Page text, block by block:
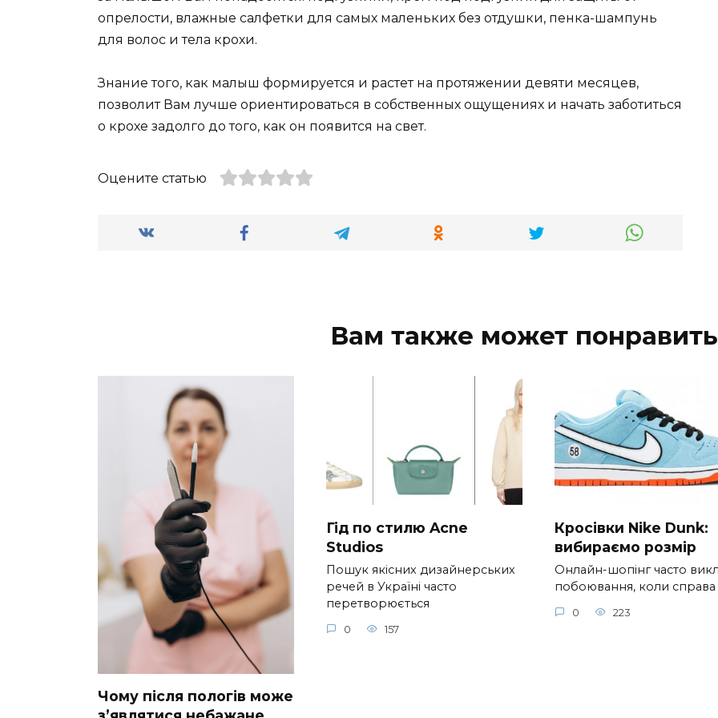
опрелости, влажные салфетки для самых маленьких без отдушки, пенка-шампунь
для волос и тела крохи.
Знание того, как малыш формируется и растет на протяжении девяти месяцев,
позволит Вам лучше ориентироваться в собственных ощущениях и начать заботиться
о крохе задолго до того, как он появится на свет.
Оцените статью
Вам также может
Чому після пологів може
Гід по стилю Acne
Studios
Пошук якісних дизайнерських
речей в Україні часто
перетворюється
0 157
Кросівки Nike Dunk:
вибираємо розмір
Онлайн-шопінг часто
побоювання, коли справа
0 223